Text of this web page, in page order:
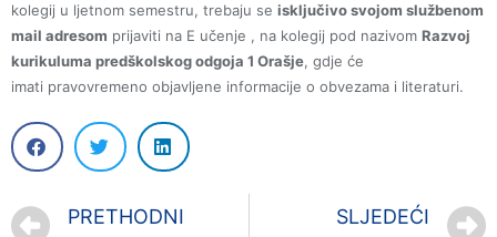
kolegij u ljetnom semestru, trebaju se isključivo svojom službenom
mail adresom prijaviti na E učenje , na kolegij pod nazivom Razvoj
kurikuluma predškolskog odgoja 1 Orašje, gdje će
imati pravovremeno objavljene informacije o obvezama i literaturi.
PRETHODNI SLJEDEĆI